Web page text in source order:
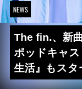
NEWS
The fin.、新
ポッドキャ
生活』もスタ